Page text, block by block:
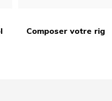
Composer votre rig